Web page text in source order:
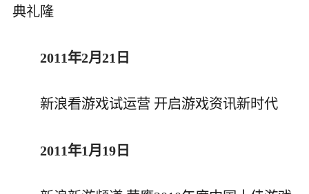
典礼隆
2011年2月21日
新浪看游戏试运营 开启游戏资讯新时代
2011年1月19日